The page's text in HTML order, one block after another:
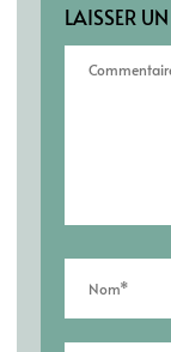
LAISSER